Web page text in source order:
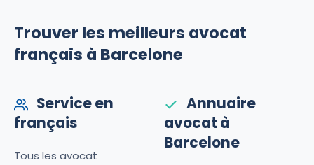
Trouver les meilleurs avocat
français à Barcelone
Service en
français
Tous les avocat
Annuaire
avocat à
Barcelone